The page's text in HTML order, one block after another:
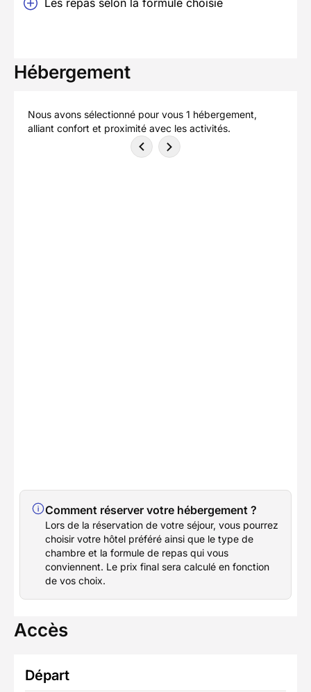
Les repas selon la formule choisie
Hébergement
Nous avons sélectionné pour vous 1 hébergement,
alliant confort et proximité avec les activités.
Comment réserver votre hébergement ?
Lors de la réservation de votre séjour, vous pourrez
choisir votre hôtel préféré ainsi que le type de
chambre et la formule de repas qui vous
conviennent. Le prix final sera calculé en fonction
de vos choix.
Accès
Départ